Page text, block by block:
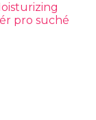
pro suché